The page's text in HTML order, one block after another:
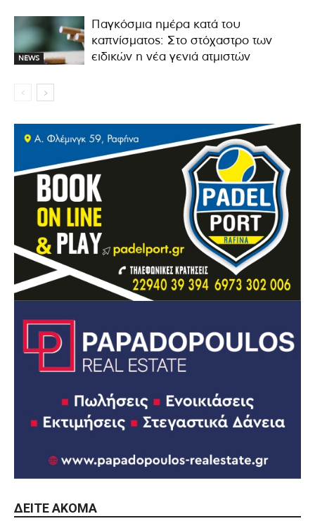
NEWS
Παγκόσμια ημέρα κατά του
καπνίσματος: Στο στόχαστρο των
ειδικών η νέα γενιά ατμιστών
ΔΕΊΤΕ ΑΚΌΜΑ